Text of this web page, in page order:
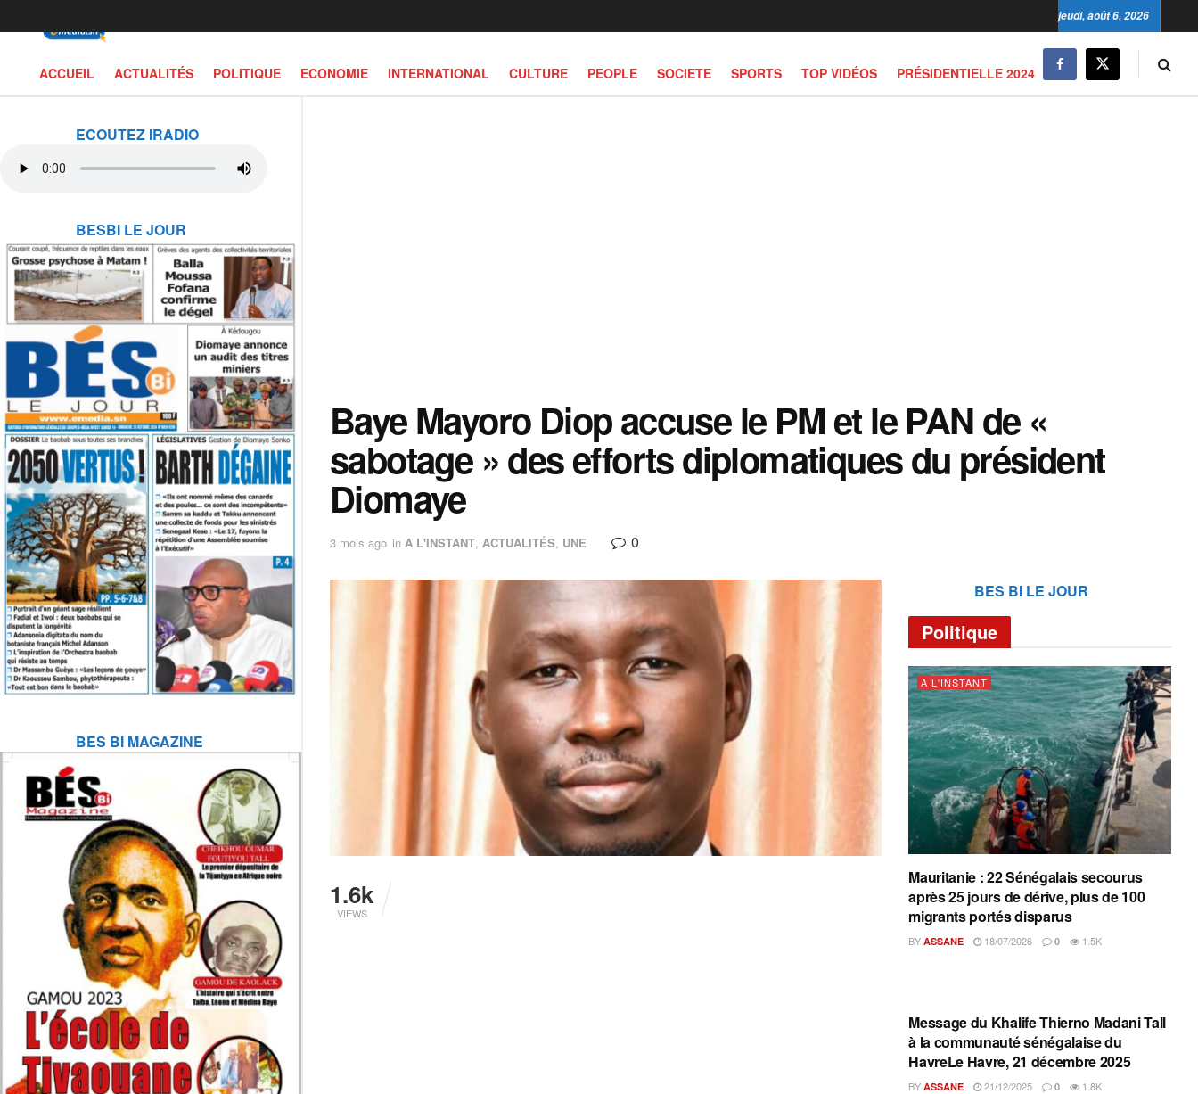
ECOUTEZ IRADIO
BESBI LE JOUR
BES BI MAGAZINE
jeudi, août 6, 2026
ACCUEIL ACTUALITÉS POLITIQUE ECONOMIE INTERNATIONAL CULTURE PEOPLE SOCIETE SPORTS TOP VIDÉOS PRÉSIDENTIELLE 2024
Baye Mayoro Diop accuse le PM et le PAN de «
sabotage » des efforts diplomatiques du président
Diomaye
3 mois ago in A L'INSTANT, ACTUALITÉS, UNE 0
1.6k
VIEWS
BES BI LE JOUR
Politique
A L'INSTANT
Mauritanie : 22 Sénégalais secourus
après 25 jours de dérive, plus de 100
migrants portés disparus
BY ASSANE 18/07/2026 0 1.5K
A L'INSTANT
Message du Khalife Thierno Madani Tall
à la communauté sénégalaise du
HavreLe Havre, 21 décembre 2025
BY ASSANE 21/12/2025 0 1.8K